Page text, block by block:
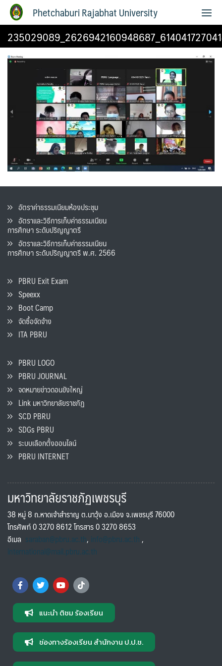
Phetchaburi Rajabhat University
อัตราค่าธรรมเนียมห้องประชุม
อัตราและวิธีการเก็บค่าธรรมเนียน
การศึกษา ระดับปริญญาตรี
อัตราและวิธีการเก็บค่าธรรมเนียน
การศึกษา ระดับปริญญาตรี พ.ศ. 2566
PBRU Exit Exam
Speexx
Boot Camp
จัดซื้อจัดจ้าง
ITA PBRU
PBRU LOGO
PBRU JOURNAL
จดหมายข่าวดอนขังใหญ่
Link มหาวิทยาลัยราชภัฏ
SCD PBRU
SDGs PBRU
ระบบเลือกตั้งออนไลน์
PBRU INTERNET
มหาวิทยาลัยราชภัฏเพชรบุรี
38 หมู่ 8 ถ.หาดเจ้าสำราญ ต.นาวุ้ง อ.เมือง จ.เพชรบุรี 76000
โทรศัพท์ 0 3270 8612 โทรสาร 0 3270 8653
อีเมล saraban@pbru.ac.th, info@pbru.ac.th,
international@mail.pbru.ac.th
แนะนำ ติชม ร้องเรียน
ช่องทางร้องเรียน สำนักงาน ป.ป.ช.